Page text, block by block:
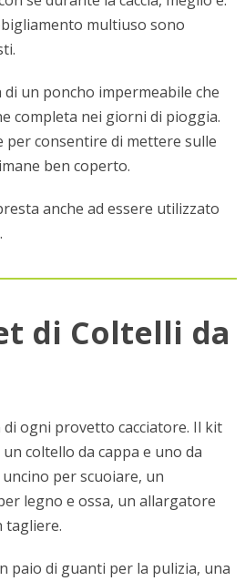
multiuso sono
un poncho impermeabile che
completa nei giorni di pioggia.
per consentire di mettere sulle
ben coperto.
anche ad essere utilizzato
di Coltelli da
ogni provetto cacciatore. Il kit
coltello da cappa e uno da
per scuoiare, un
legno e ossa, un allargatore
tagliere.
paio di guanti per la pulizia, una